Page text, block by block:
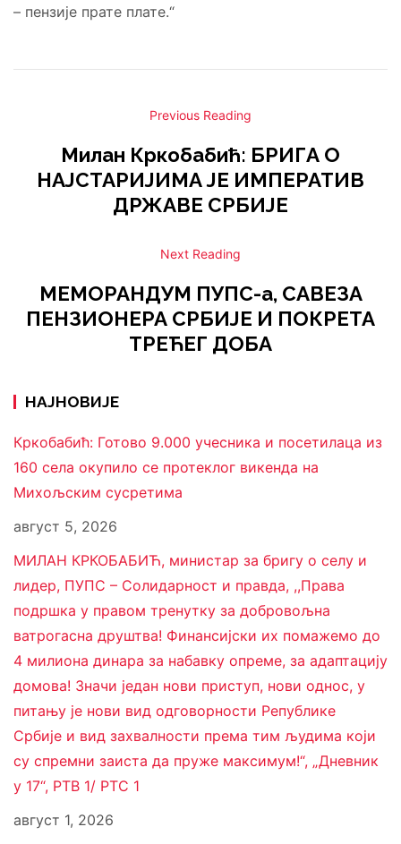
– пензије прате плате.“
Previous Reading
Милан Кркобабић: БРИГА О
НАЈСТАРИЈИМА ЈЕ ИМПЕРАТИВ
ДРЖАВЕ СРБИЈЕ
Next Reading
МЕМОРАНДУМ ПУПС-а, САВЕЗА
ПЕНЗИОНЕРА СРБИЈЕ И ПОКРЕТА
ТРЕЋЕГ ДОБА
НАЈНОВИЈЕ
Кркобабић: Готово 9.000 учесника и посетилаца из
160 села окупило се протеклог викенда на
Михољским сусретима
август 5, 2026
МИЛАН КРКОБАБИЋ, министар за бригу о селу и
лидер, ПУПС – Солидарност и правда, ,,Права
подршка у правом тренутку за добровољна
ватрогасна друштва! Финансијски их помажемо до
4 милиона динара за набавку опреме, за адаптацију
домова! Значи један нови приступ, нови однос, у
питању је нови вид одговорности Републике
Србије и вид захвалности према тим људима који
су спремни заиста да пруже максимум!“, „Дневник
у 17“, РТВ 1/ РТС 1
август 1, 2026